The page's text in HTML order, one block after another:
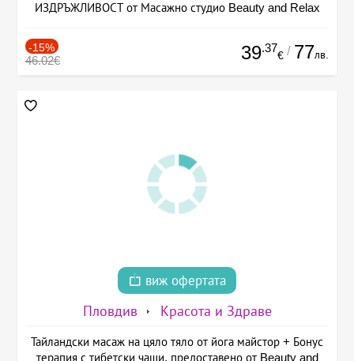
ИЗДРЪЖЛИВОСТ от Масажно студио Beauty and Relax
-15%
46.02€ 39.37
€ / 77лв.
виж офертата
Пловдив Красота и Здраве
Тайландски масаж на цяло тяло от йога майстор + Бонус
терапия с тибетски чаши, предоставено от Beauty and